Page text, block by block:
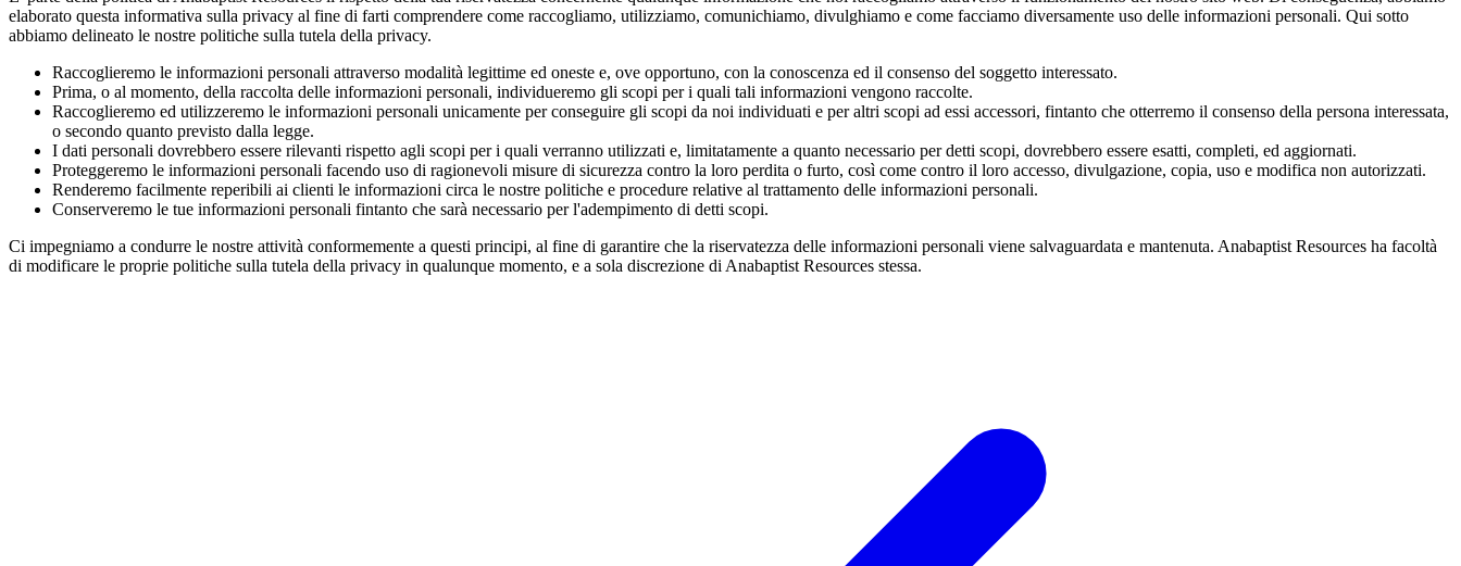
elaborato questa informativa sulla privacy al fine di farti comprendere come raccogliamo, utilizziamo, comunichiamo, divulghiamo e come facciamo diversamente uso delle informazioni personali. Qui sotto
abbiamo delineato le nostre politiche sulla tutela della privacy.
Raccoglieremo le informazioni personali attraverso modalità legittime ed oneste e, ove opportuno, con la conoscenza ed il consenso del soggetto interessato.
Prima, o al momento, della raccolta delle informazioni personali, individueremo gli scopi per i quali tali informazioni vengono raccolte.
Raccoglieremo ed utilizzeremo le informazioni personali unicamente per conseguire gli scopi da noi individuati e per altri scopi ad essi accessori, fintanto che otterremo il consenso della persona interessata,
o secondo quanto previsto dalla legge.
I dati personali dovrebbero essere rilevanti rispetto agli scopi per i quali verranno utilizzati e, limitatamente a quanto necessario per detti scopi, dovrebbero essere esatti, completi, ed aggiornati.
Proteggeremo le informazioni personali facendo uso di ragionevoli misure di sicurezza contro la loro perdita o furto, così come contro il loro accesso, divulgazione, copia, uso e modifica non autorizzati.
Renderemo facilmente reperibili ai clienti le informazioni circa le nostre politiche e procedure relative al trattamento delle informazioni personali.
Conserveremo le tue informazioni personali fintanto che sarà necessario per l'adempimento di detti scopi.
Ci impegniamo a condurre le nostre attività conformemente a questi principi, al fine di garantire che la riservatezza delle informazioni personali viene salvaguardata e mantenuta. Anabaptist Resources ha facoltà
di modificare le proprie politiche sulla tutela della privacy in qualunque momento, e a sola discrezione di Anabaptist Resources stessa.